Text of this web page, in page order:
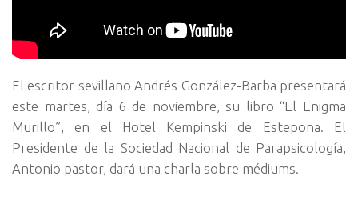
El escritor sevillano Andrés González-Barba presentará
este martes, día 6 de noviembre, su libro “El Enigma
Murillo”, en el Hotel Kempinski de Estepona. El
Presidente de la Sociedad Nacional de Parapsicología,
Antonio pastor, dará una charla sobre médiums.